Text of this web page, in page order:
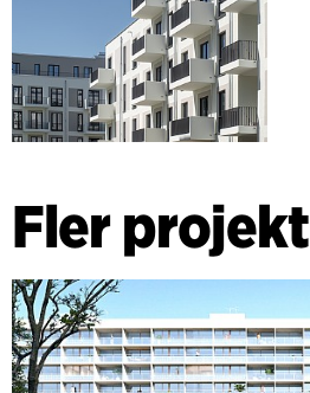
Fler projekt